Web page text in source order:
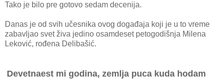
Tako je bilo pre gotovo sedam decenija.
Danas je od svih učesnika ovog događaja koji je u to vreme
zabavljao svet živa jedino osamdeset petogodišnja Milena
Leković, rođena Delibašić.
Devetnaest mi godina, zemlja puca kuda hodam